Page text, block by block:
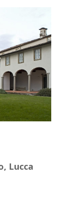
Lucca